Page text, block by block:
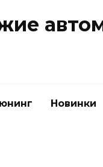
Новинки